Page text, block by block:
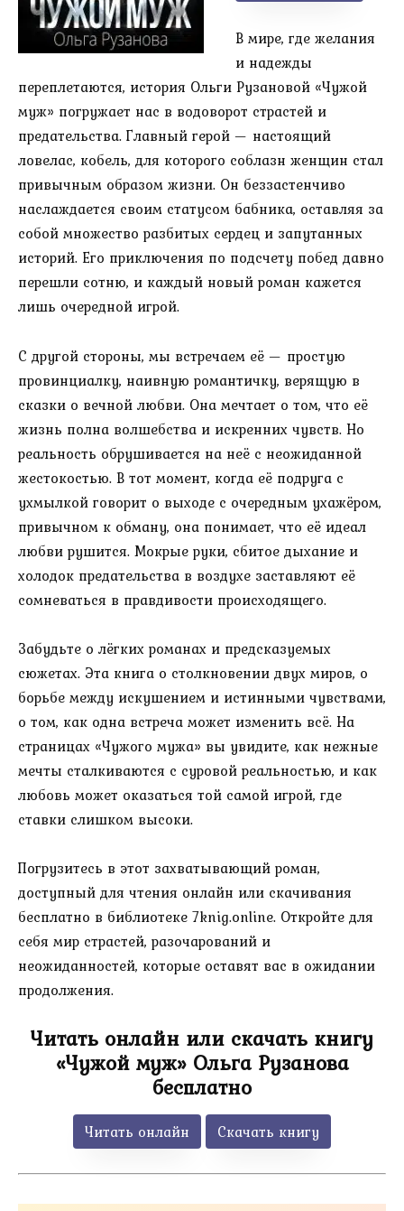
В мире, где желания
и надежды
переплетаются, история Ольги Рузановой «Чужой
муж» погружает нас в водоворот страстей и
предательства. Главный герой — настоящий
ловелас, кобель, для которого соблазн женщин стал
привычным образом жизни. Он беззастенчиво
наслаждается своим статусом бабника, оставляя за
собой множество разбитых сердец и запутанных
историй. Его приключения по подсчету побед давно
перешли сотню, и каждый новый роман кажется
лишь очередной игрой.
С другой стороны, мы встречаем её — простую
провинциалку, наивную романтичку, верящую в
сказки о вечной любви. Она мечтает о том, что её
жизнь полна волшебства и искренних чувств. Но
реальность обрушивается на неё с неожиданной
жестокостью. В тот момент, когда её подруга с
ухмылкой говорит о выходе с очередным ухажёром,
привычном к обману, она понимает, что её идеал
любви рушится. Мокрые руки, сбитое дыхание и
холодок предательства в воздухе заставляют её
сомневаться в правдивости происходящего.
Забудьте о лёгких романах и предсказуемых
сюжетах. Эта книга о столкновении двух миров, о
борьбе между искушением и истинными чувствами,
о том, как одна встреча может изменить всё. На
страницах «Чужого мужа» вы увидите, как нежные
мечты сталкиваются с суровой реальностью, и как
любовь может оказаться той самой игрой, где
ставки слишком высоки.
Погрузитесь в этот захватывающий роман,
доступный для чтения онлайн или скачивания
бесплатно в библиотеке 7knig.online. Откройте для
себя мир страстей, разочарований и
неожиданностей, которые оставят вас в ожидании
продолжения.
Читать онлайн или скачать книгу
«Чужой муж» Ольга Рузанова
бесплатно
Читать онлайн Скачать книгу